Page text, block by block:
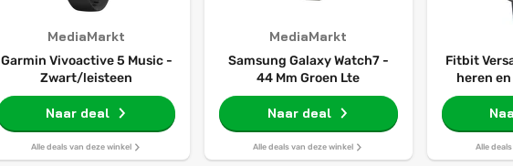
MediaMarkt
Garmin Vivoactive 5 Music -
Zwart/leisteen
Naar deal
Alle deals van deze winkel
MediaMarkt
Samsung Galaxy Watch7 -
44 Mm Groen Lte
Naar deal
Alle deals van deze winkel
Fitbit
heren
Alle